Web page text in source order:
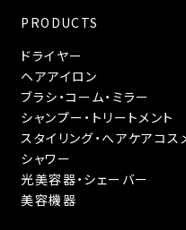
PRODUCTS
ドライヤー
ヘアアイロン
ブラシ・コーム・ミラー
シャンプー・トリートメント
スタイリング・へアケアコス
シャワー
光美容器・シェーバー
美容機器